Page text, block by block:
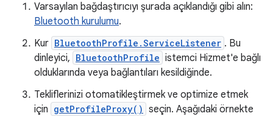
Varsayılan bağdaştırıcıyı şurada açıklandığı gibi alın:
Bluetooth kurulumu.
Kur BluetoothProfile.ServiceListener . Bu
dinleyici, BluetoothProfile istemci Hizmet'e bağlı
olduklarında veya bağlantıları kesildiğinde.
Tekliflerinizi otomatikleştirmek ve optimize etmek
için getProfileProxy() seçin. Aşağıdaki örnekte